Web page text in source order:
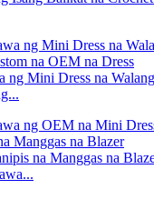
ng Mini Dress na
na Manggas na